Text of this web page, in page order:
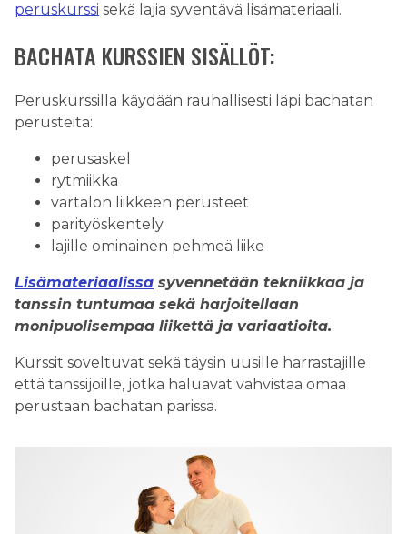
peruskurssi sekä lajia syventävä lisämateriaali.
BACHATA KURSSIEN SISÄLLÖT:
Peruskurssilla käydään rauhallisesti läpi bachatan
perusteita:
perusaskel
rytmiikka
vartalon liikkeen perusteet
parityöskentely
lajille ominainen pehmeä liike
Lisämateriaalissa syvennetään tekniikkaa ja
tanssin tuntumaa sekä harjoitellaan
monipuolisempaa liikettä ja variaatioita.
Kurssit soveltuvat sekä täysin uusille harrastajille
että tanssijoille, jotka haluavat vahvistaa omaa
perustaan bachatan parissa.